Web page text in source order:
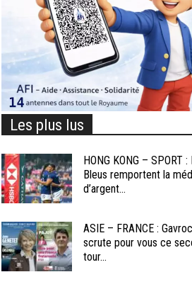
Les plus lus
HONG KONG – SPORT :
Bleus remportent la
d’argent...
ASIE – FRANCE :
scrute pour vous ce
tour...